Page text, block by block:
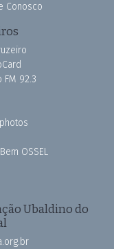
Conosco
FM 92.3
OSSEL
Ubaldino do